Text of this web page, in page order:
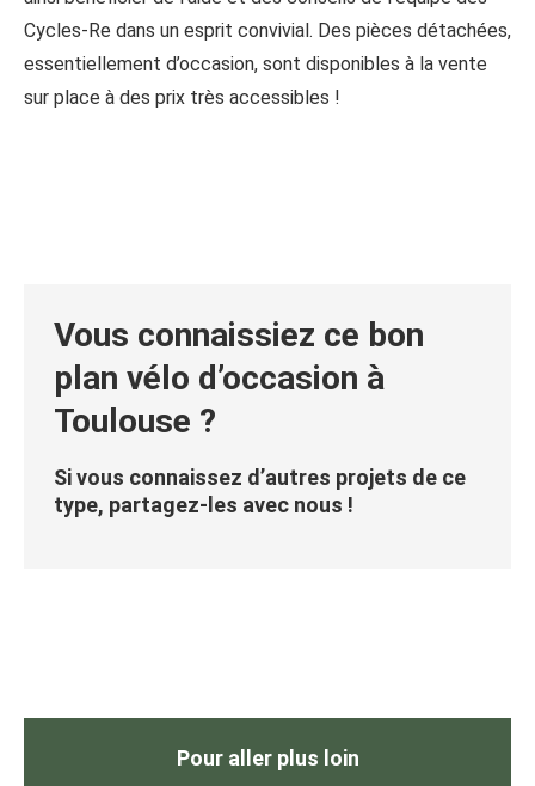
Cycles-Re dans un esprit convivial. Des pièces détachées,
essentiellement d’occasion, sont disponibles à la vente
sur place à des prix très accessibles !
Vous connaissiez ce bon
plan vélo d’occasion à
Toulouse ?
Si vous connaissez d’autres projets de ce
type, partagez-les avec nous !
Pour aller plus loin